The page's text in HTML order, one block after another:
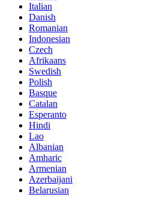
Italian
Danish
Romanian
Indonesian
Czech
Afrikaans
Swedish
Polish
Basque
Catalan
Esperanto
Hindi
Lao
Albanian
Amharic
Armenian
Azerbaijani
Belarusian